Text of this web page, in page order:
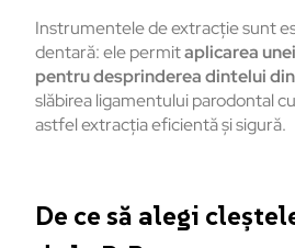
Instrumentele de extracție sunt
dentară: ele permitaplicarea
pentru desprinderea dintelui
slăbirea ligamentului parodontal
astfel extracția eficientă și sigură.
De ce să alegi